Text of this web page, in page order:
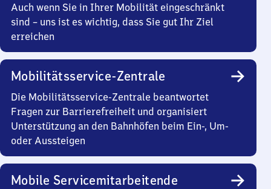
Auch wenn Sie in Ihrer Mobilität eingeschränkt
sind – uns ist es wichtig, dass Sie gut Ihr Ziel
erreichen
Mobilitätsservice-Zentrale
Die Mobilitätsservice-Zentrale beantwortet
Fragen zur Barrierefreiheit und organisiert
Unterstützung an den Bahnhöfen beim Ein-, Um-
oder Aussteigen
Mobile Servicemitarbeitende